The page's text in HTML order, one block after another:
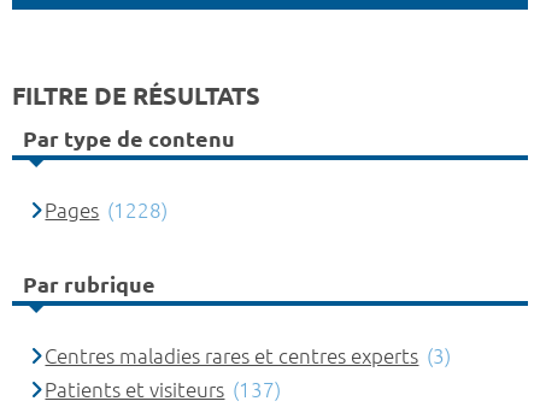
FILTRE DE RÉSULTATS
Par type de contenu
Pages (1228)
Par rubrique
Centres maladies rares et centres experts (3)
Patients et visiteurs (137)